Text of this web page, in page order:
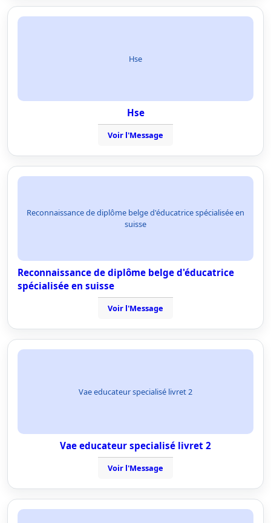
Hse
Hse
Voir l'Message
Reconnaissance de diplôme belge d'éducatrice spécialisée en
suisse
Reconnaissance de diplôme belge d'éducatrice
spécialisée en suisse
Voir l'Message
Vae educateur specialisé livret 2
Vae educateur specialisé livret 2
Voir l'Message